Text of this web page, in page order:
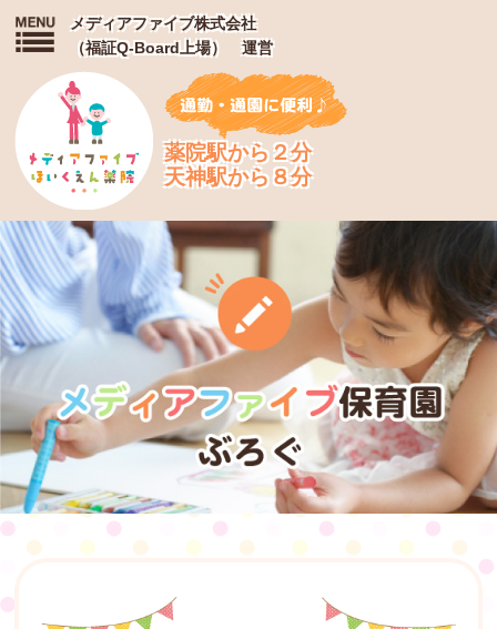
メディアファイブ株式会社
（福証Q-Board上場） 運営
薬院駅から２分
天神駅から８分